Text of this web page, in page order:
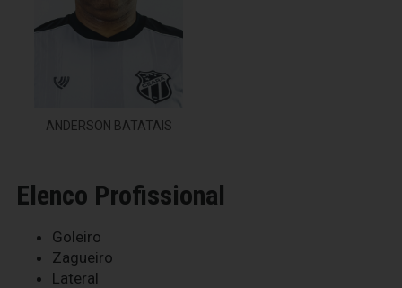
ANDERSON BATATAIS
Elenco Profissional
Goleiro
Zagueiro
Lateral